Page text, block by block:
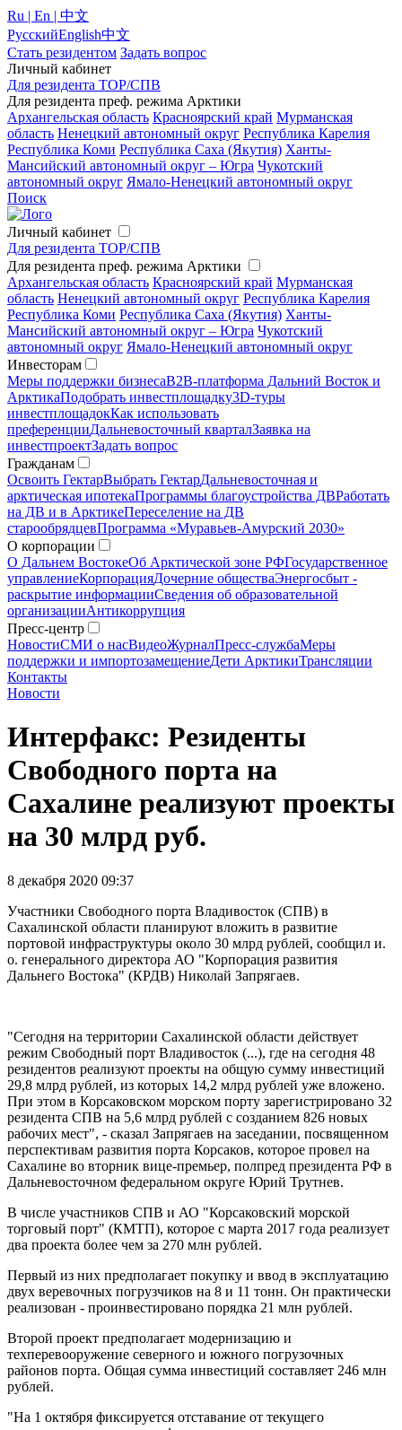
Ru | En | 中文
РусскийEnglish中文
Стать резидентом Задать вопрос
Личный кабинет
Для резидента ТОР/СПВ
Для резидента преф. режима Арктики
Архангельская область Красноярский край Мурманская
область Ненецкий автономный округ Республика Карелия
Республика Коми Республика Саха (Якутия) Ханты-
Мансийский автономный округ – Югра Чукотский
автономный округ Ямало-Ненецкий автономный округ
Поиск
Личный кабинет
Для резидента ТОР/СПВ
Для резидента преф. режима Арктики
Архангельская область Красноярский край Мурманская
область Ненецкий автономный округ Республика Карелия
Республика Коми Республика Саха (Якутия) Ханты-
Мансийский автономный округ – Югра Чукотский
автономный округ Ямало-Ненецкий автономный округ
Инвесторам
Меры поддержки бизнесаB2B-платформа Дальний Восток и
АрктикаПодобрать инвестплощадку3D-туры
инвестплощадокКак использовать
преференцииДальневосточный кварталЗаявка на
инвестпроектЗадать вопрос
Гражданам
Освоить ГектарВыбрать ГектарДальневосточная и
арктическая ипотекаПрограммы благоустройства ДВРаботать
на ДВ и в АрктикеПереселение на ДВ
старообрядцевПрограмма «Муравьев-Амурский 2030»
О корпорации
О Дальнем ВостокеОб Арктической зоне РФГосударственное
управлениеКорпорацияДочерние обществаЭнергосбыт -
раскрытие информацииСведения об образовательной
организацииАнтикоррупция
Пресс-центр
НовостиСМИ о насВидеоЖурналПресс-службаМеры
поддержки и импортозамещениеДети АрктикиТрансляции
Контакты
Новости
Интерфакс: Резиденты
Свободного порта на
Сахалине реализуют проекты
на 30 млрд руб.
8 декабря 2020 09:37
Участники Свободного порта Владивосток (СПВ) в
Сахалинской области планируют вложить в развитие
портовой инфраструктуры около 30 млрд рублей, сообщил и.
о. генерального директора АО "Корпорация развития
Дальнего Востока" (КРДВ) Николай Запрягаев.
"Сегодня на территории Сахалинской области действует
режим Свободный порт Владивосток (...), где на сегодня 48
резидентов реализуют проекты на общую сумму инвестиций
29,8 млрд рублей, из которых 14,2 млрд рублей уже вложено.
При этом в Корсаковском морском порту зарегистрировано 32
резидента СПВ на 5,6 млрд рублей с созданием 826 новых
рабочих мест", - сказал Запрягаев на заседании, посвященном
перспективам развития порта Корсаков, которое провел на
Сахалине во вторник вице-премьер, полпред президента РФ в
Дальневосточном федеральном округе Юрий Трутнев.
В числе участников СПВ и АО "Корсаковский морской
торговый порт" (КМТП), которое с марта 2017 года реализует
два проекта более чем за 270 млн рублей.
Первый из них предполагает покупку и ввод в эксплуатацию
двух веревочных погрузчиков на 8 и 11 тонн. Он практически
реализован - проинвестировано порядка 21 млн рублей.
Второй проект предполагает модернизацию и
техперевооружение северного и южного погрузочных
районов порта. Общая сумма инвестиций составляет 246 млн
рублей.
"На 1 октября фиксируется отставание от текущего